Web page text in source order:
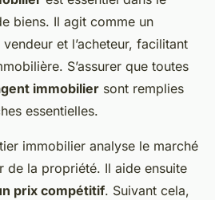
biens. Il agit comme un
et l’acheteur, facilitant
S’assurer que toutes
immobilier sont remplies
essentielles.
immobilier analyse le marché
de la propriété. Il aide ensuite
prix compétitif. Suivant cela,